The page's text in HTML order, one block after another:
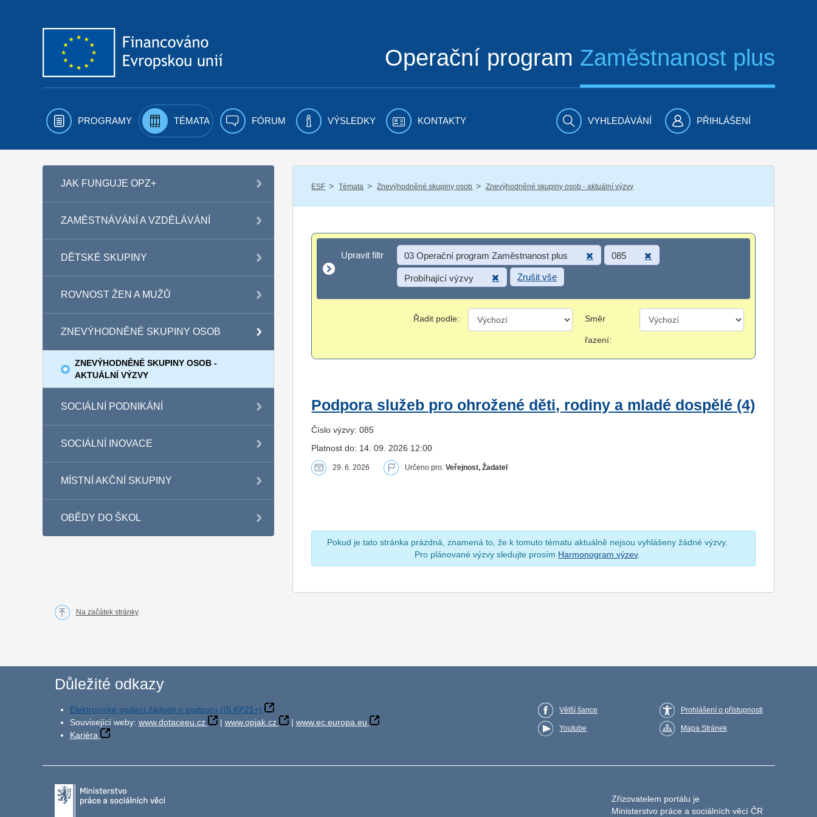
Operační program Zaměstnanost plus
PROGRAMY TÉMATA FÓRUM VÝSLEDKY KONTAKTY VYHLEDÁVÁNÍ PŘIHLÁŠENÍ
JAK FUNGUJE OPZ+
ZAMĚSTNÁVÁNÍ A VZDĚLÁVÁNÍ
DĚTSKÉ SKUPINY
ROVNOST ŽEN A MUŽŮ
ZNEVÝHODNĚNÉ SKUPINY OSOB
ZNEVÝHODNĚNÉ SKUPINY OSOB -
AKTUÁLNÍ VÝZVY
SOCIÁLNÍ PODNIKÁNÍ
SOCIÁLNÍ INOVACE
MÍSTNÍ AKČNÍ SKUPINY
OBĚDY DO ŠKOL
ESF / Témata / Znevýhodněné skupiny osob / Znevýhodněné skupiny osob - aktuální výzvy
Upravit filtr
Upravit filtr 03 Operační program Zaměstnanost plus 085
Probíhající výzvy Zrušit vše
Řadit podle: Směr
řazení:
Podpora služeb pro ohrožené děti, rodiny a mladé dospělé (4)
Číslo výzvy: 085
Platnost do: 14. 09. 2026 12:00
29. 6. 2026 Určeno pro:Veřejnost, Žadatel
Pokud je tato stránka prázdná, znamená to, že k tomuto tématu aktuálně nejsou vyhlášeny žádné výzvy.
Pro plánované výzvy sledujte prosím Harmonogram výzev.
Na začátek stránky
Důležité odkazy
Elektronické podání žádosti o podporu (IS KP21+)
Související weby: www.dotaceeu.cz | www.opjak.cz | www.ec.europa.eu
Kariéra
Větší šance
Youtube
Prohlášení o přístupnosti
Mapa Stránek
Zřizovatelem portálu je
Ministerstvo práce a sociálních věcí ČR